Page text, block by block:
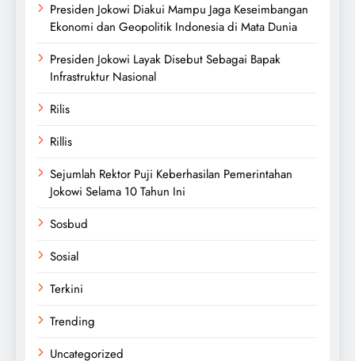
Presiden Jokowi Diakui Mampu Jaga Keseimbangan
Ekonomi dan Geopolitik Indonesia di Mata Dunia
Presiden Jokowi Layak Disebut Sebagai Bapak
Infrastruktur Nasional
Rilis
Rillis
Sejumlah Rektor Puji Keberhasilan Pemerintahan
Jokowi Selama 10 Tahun Ini
Sosbud
Sosial
Terkini
Trending
Uncategorized